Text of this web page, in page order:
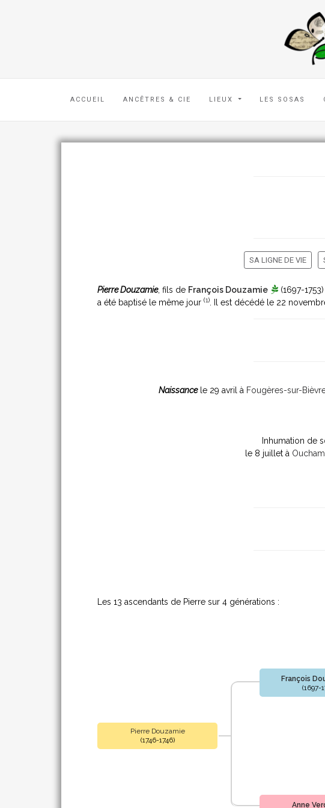
ACCUEIL ANCÊTRES & CIE LIEUX LES SOSAS
SA LIGNE DE VIE
Pierre Douzamie, fils de François Douzamie (1697-1753)
a été baptisé le même jour (1) . Il est décédé le 22
Naissancele 29 avril à Fougères-sur-
Inhumation de
le 8 juillet à
Les 13 ascendants de Pierre sur 4 générations :
Pierre Douzamie
(1746-1746)
François
(1697-
Anne